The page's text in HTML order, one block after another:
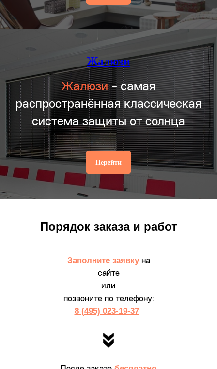
Жалюзи
Жалюзи- самая
распространённая классическая
система защиты от солнца
Перейти
Заполните заявкуна
сайте
или
позвоните по телефону:
8 (495) 023-19-37
Порядок заказа и работ